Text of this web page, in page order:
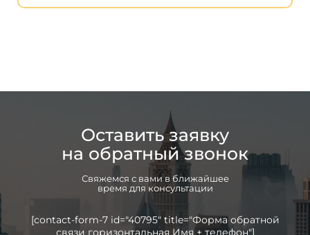
Оставить заявку
на обратный звонок
Свяжемся с вами в ближайшее
время для консультации
[contact-form-7 id="40795" title="Форма обратной
связи горизонтальная Имя + телефон"]